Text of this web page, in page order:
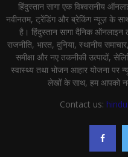
हिंदुस्तान सागा एक विश्वसनीय
नवीनतम, ट्रेंडिंग और ब्रेकिंग न्यूज़ के
है। हिंदुस्तान सागा दैनिक
राजनीति, भारत, दुनिया, स्थानीय
समीक्षा और नए तकनीकी उत्पादों,
स्वास्थ्य तथा भोजन आहार योजना पर
लेखों के साथ, हम आपको
Contact us: